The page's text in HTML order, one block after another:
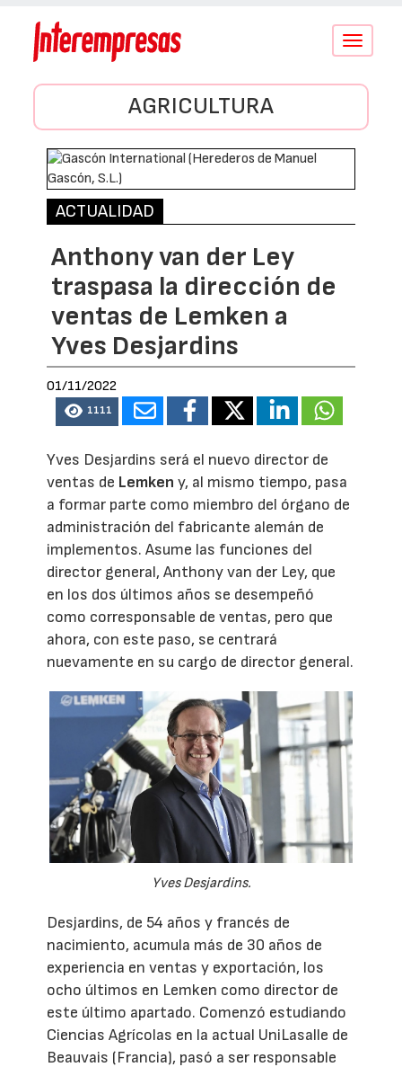
Conmutar
AGRICULTURA
ACTUALIDAD
Anthony van der Ley
traspasa la dirección de
ventas de Lemken a
Yves Desjardins
01/11/2022
1111
Yves Desjardins será el nuevo director de
ventas de Lemken y, al mismo tiempo, pasa
a formar parte como miembro del órgano de
administración del fabricante alemán de
implementos. Asume las funciones del
director general, Anthony van der Ley, que
en los dos últimos años se desempeñó
como corresponsable de ventas, pero que
ahora, con este paso, se centrará
nuevamente en su cargo de director general.
Yves Desjardins.
Desjardins, de 54 años y francés de
nacimiento, acumula más de 30 años de
experiencia en ventas y exportación, los
ocho últimos en Lemken como director de
este último apartado. Comenzó estudiando
Ciencias Agrícolas en la actual UniLasalle de
Beauvais (Francia), pasó a ser responsable